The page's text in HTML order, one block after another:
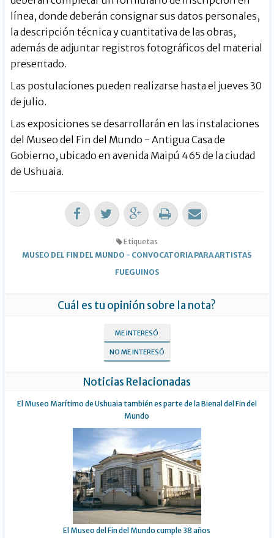
línea, donde deberán consignar sus datos personales,
la descripción técnica y cuantitativa de las obras,
además de adjuntar registros fotográficos del material
presentado.
Las postulaciones pueden realizarse hasta el jueves 30
de julio.
Las exposiciones se desarrollarán en las instalaciones
del Museo del Fin del Mundo - Antigua Casa de
Gobierno, ubicado en avenida Maipú 465 de la ciudad
de Ushuaia.
Etiquetas
MUSEO DEL FIN DEL MUNDO - CONVOCATORIA PARA ARTISTAS
FUEGUINOS
Cuál es tu opinión sobre la nota?
ME INTERESÓ
NO ME INTERESÓ
Noticias Relacionadas
El Museo Marítimo de Ushuaia también es parte de la Bienal del Fin del
Mundo
El Museo del Fin del Mundo cumple 38 años